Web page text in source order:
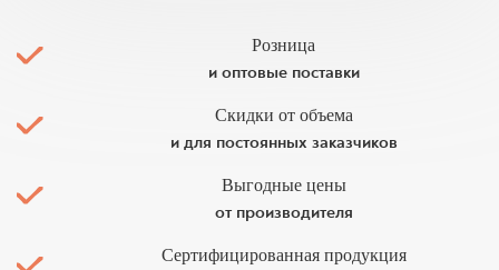
Розница
и оптовые поставки
Скидки от объема
и для постоянных заказчиков
Выгодные цены
от производителя
Сертифицированная продукция